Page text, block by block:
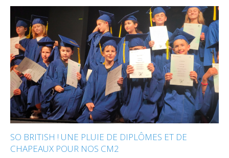
SO BRITISH ! UNE PLUIE DE DIPLÔMES ET DE
CHAPEAUX POUR NOS CM2